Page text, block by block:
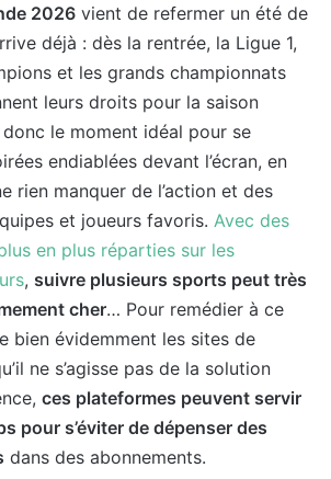
2026 vient de refermer un été de
déjà : dès la rentrée, la Ligue 1,
et les grands championnats
leurs droits pour la saison
donc le moment idéal pour se
endiablées devant l’écran, en
rien manquer de l’action et des
et joueurs favoris. Avec des
en plus réparties sur les
, suivre plusieurs sports peut très
cher… Pour remédier à ce
bien évidemment les sites de
ne s’agisse pas de la solution
ces plateformes peuvent servir
pour s’éviter de dépenser des
dans des abonnements.